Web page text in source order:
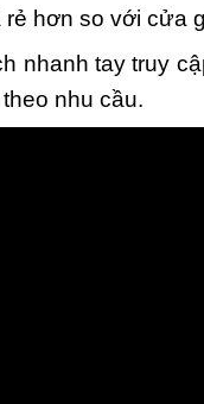
hơn so với cửa
nhanh tay truy
nhu cầu.